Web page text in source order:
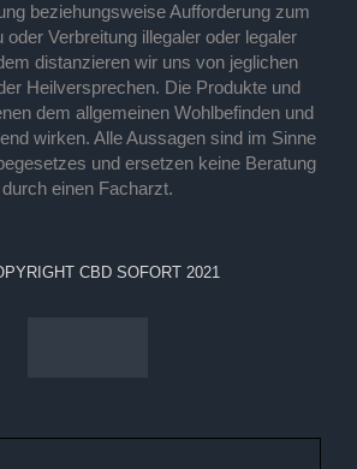
beziehungsweise Aufforderung zum
oder Verbreitung illegaler oder legaler
distanzieren wir uns von jeglichen
Heilversprechen. Die Produkte und
dem allgemeinen Wohlbefinden und
wirken. Alle Aussagen sind im Sinne
und ersetzen keine Beratung
durch einen Facharzt.
CBD SOFORT 2021